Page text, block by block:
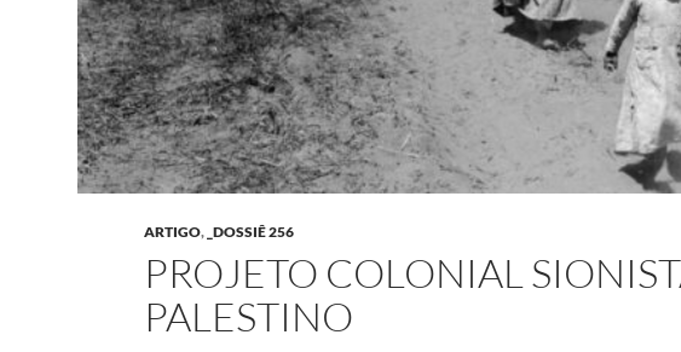
ARTIGO, _DOSSIÊ 256
PROJETO COLONIAL
PALESTINO